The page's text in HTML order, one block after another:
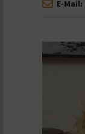
E-Mail: